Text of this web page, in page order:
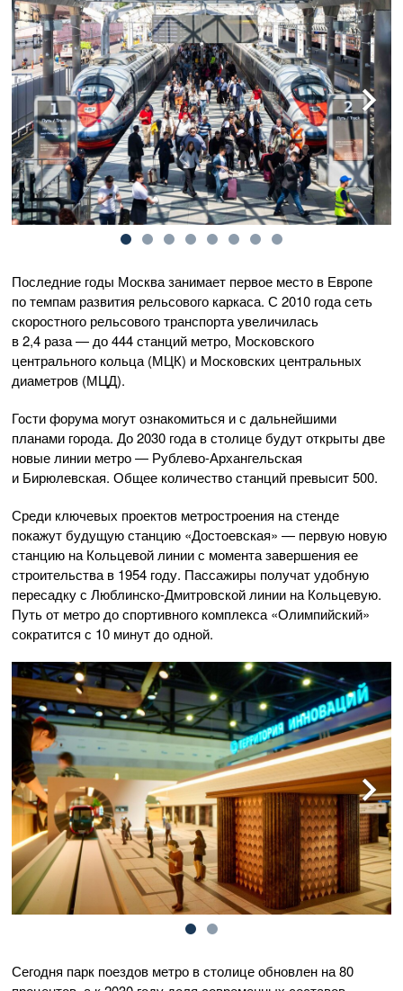
Последние годы Москва занимает первое место в Европе
по темпам развития рельсового каркаса. С 2010 года сеть
скоростного рельсового транспорта увеличилась
в 2,4 раза — до 444 станций метро, Московского
центрального кольца (МЦК) и Московских центральных
диаметров (МЦД).
Гости форума могут ознакомиться и с дальнейшими
планами города. До 2030 года в столице будут открыты две
новые линии метро — Рублево-Архангельская
и Бирюлевская. Общее количество станций превысит 500.
Среди ключевых проектов метростроения на стенде
покажут будущую станцию «Достоевская» — первую новую
станцию на Кольцевой линии с момента завершения ее
строительства в 1954 году. Пассажиры получат удобную
пересадку с Люблинско-Дмитровской линии на Кольцевую.
Путь от метро до спортивного комплекса «Олимпийский»
сократится с 10 минут до одной.
Сегодня парк поездов метро в столице обновлен на 80